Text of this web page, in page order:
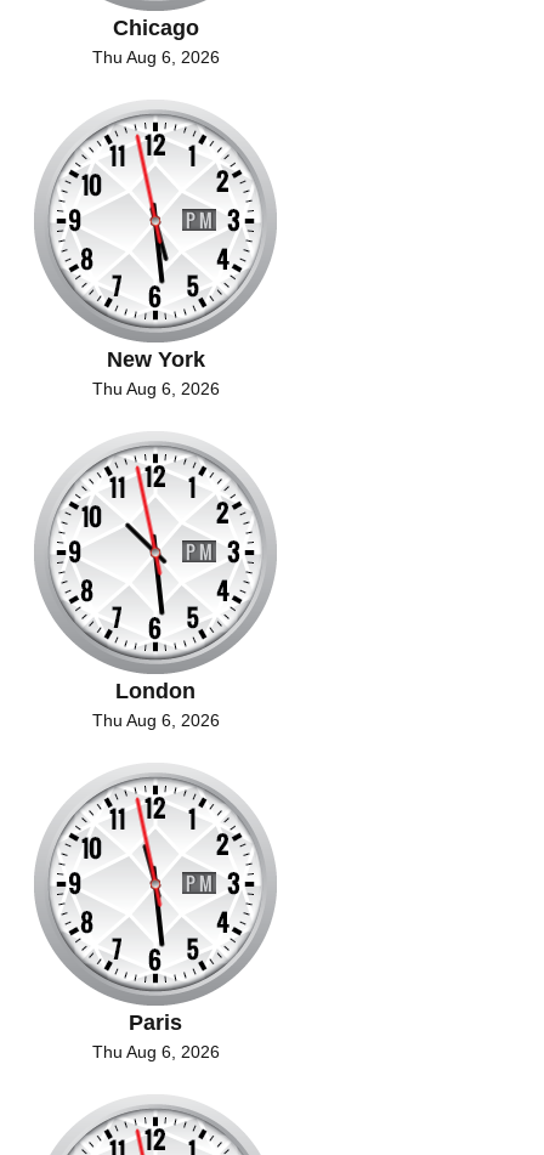
Chicago
Thu Aug 6, 2026
New York
Thu Aug 6, 2026
London
Thu Aug 6, 2026
Paris
Thu Aug 6, 2026